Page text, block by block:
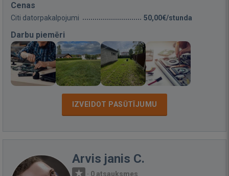
Cenas
Citi datorpakalpojumi 50,00€/stunda
Darbu piemēri
IZVEIDOT PASŪTĪJUMU
Arvis janis C.
· 0 atsauksmes